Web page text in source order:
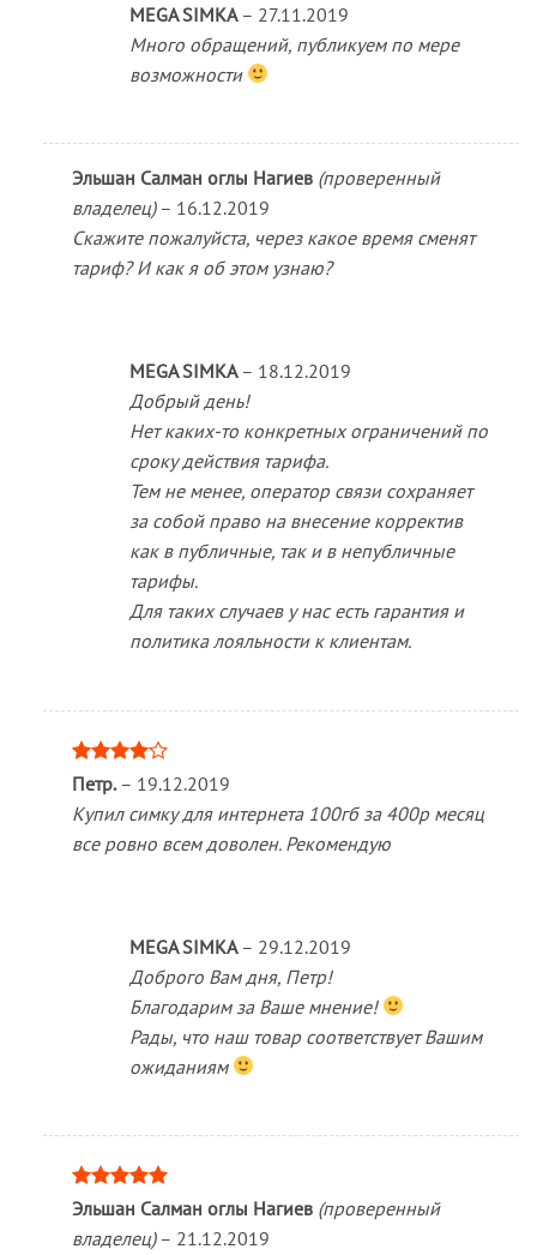
MEGA SIMKA – 27.11.2019
Много обращений, публикуем по мере
возможности
Эльшан Салман оглы Нагиев (проверенный
владелец) – 16.12.2019
Скажите пожалуйста, через какое время сменят
тариф? И как я об этом узнаю?
MEGA SIMKA – 18.12.2019
Добрый день!
Нет каких-то конкретных ограничений по
сроку действия тарифа.
Тем не менее, оператор связи сохраняет
за собой право на внесение корректив
как в публичные, так и в непубличные
тарифы.
Для таких случаев у нас есть гарантия и
политика лояльности к клиентам.
Оценка
из 5
Петр. – 19.12.2019
Купил симку для интернета 100гб за 400р месяц
все ровно всем доволен. Рекомендую
MEGA SIMKA – 29.12.2019
Доброго Вам дня, Петр!
Благодарим за Ваше мнение!
Рады, что наш товар соответствует Вашим
ожиданиям
Оценка5
Эльшан Салман оглы Нагиев (проверенный
владелец) – 21.12.2019